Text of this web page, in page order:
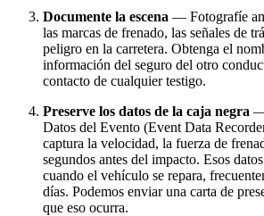
Documente la escena — Fotografíe
las marcas de frenado, las señales de
peligro en la carretera. Obtenga el
información del seguro del otro
contacto de cualquier testigo.
Preserve los datos de la caja negra —
Datos del Evento (Event Data
captura la velocidad, la fuerza de
segundos antes del impacto. Esos
cuando el vehículo se repara,
días. Podemos enviar una carta de
que eso ocurra.